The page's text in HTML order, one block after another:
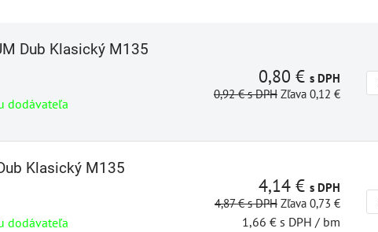
Dub Klasický M135
dodávateľa
0,80 € s DPH
0,92 €s DPH Zľava 0,12 €
Klasický M135
dodávateľa
4,14 € s DPH
4,87 €s DPH Zľava 0,73 €
1,66 € s DPH / bm